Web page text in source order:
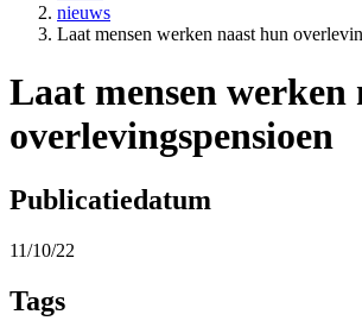
nieuws
Laat mensen werken naast hun
Laat mensen werken
overlevingspensioen
Publicatiedatum
11/10/22
Tags